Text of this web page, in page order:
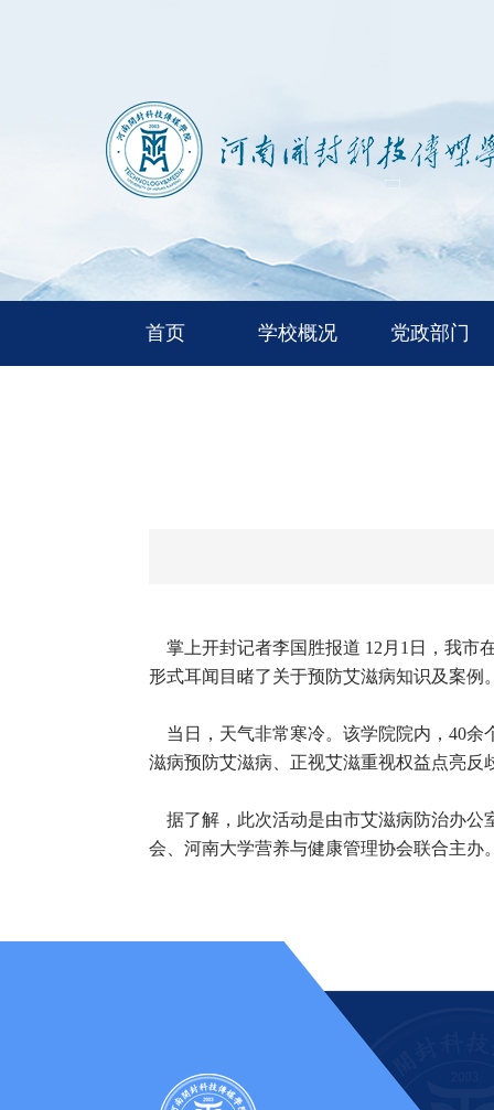
首页 学校概况 党政部门
掌上开封记者李国胜报道 12月1日，我市
形式耳闻目睹了关于预防艾滋病知识及案例
当日，天气非常寒冷。该学院院内，40余
滋病预防艾滋病、正视艾滋重视权益点亮反
据了解，此次活动是由市艾滋病防治办公
会、河南大学营养与健康管理协会联合主